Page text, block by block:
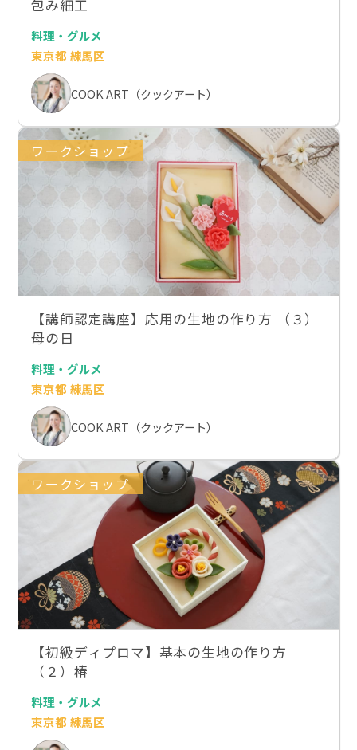
包み細工
料理・グルメ
東京都 練馬区
COOK ART（クックアート）
ワークショップ
【講師認定講座】応用の生地の作り方 （３）
母の日
料理・グルメ
東京都 練馬区
COOK ART（クックアート）
ワークショップ
【初級ディプロマ】基本の生地の作り方
（２）椿
料理・グルメ
東京都 練馬区